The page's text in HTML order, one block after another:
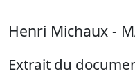
Henri Michaux -
Extrait du